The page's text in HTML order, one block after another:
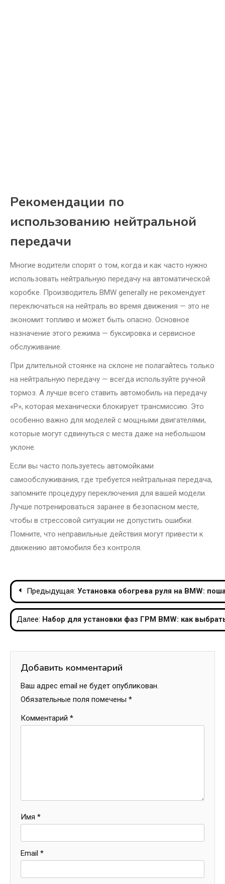
Рекомендации по
использованию нейтральной
передачи
Многие водители спорят о том, когда и как часто нужно
использовать нейтральную передачу на автоматической
коробке. Производитель BMW generally не рекомендует
переключаться на нейтраль во время движения — это не
экономит топливо и может быть опасно. Основное
назначение этого режима — буксировка и сервисное
обслуживание.
При длительной стоянке на склоне не полагайтесь только
на нейтральную передачу — всегда используйте ручной
тормоз. А лучше всего ставить автомобиль на передачу
«P», которая механически блокирует трансмиссию. Это
особенно важно для моделей с мощными двигателями,
которые могут сдвинуться с места даже на небольшом
уклоне.
Если вы часто пользуетесь автомойками
самообслуживания, где требуется нейтральная передача,
запомните процедуру переключения для вашей модели.
Лучше потренироваться заранее в безопасном месте,
чтобы в стрессовой ситуации не допустить ошибки.
Помните, что неправильные действия могут привести к
движению автомобиля без контроля.
Навигация
по
записям
Предыдущая: Установка обогрева руля на BMW:
Далее: Набор для установки фаз ГРМ BMW: как
Добавить комментарий
Ваш адрес email не будет опубликован.
Обязательные поля помечены *
Комментарий *
Имя *
Email *